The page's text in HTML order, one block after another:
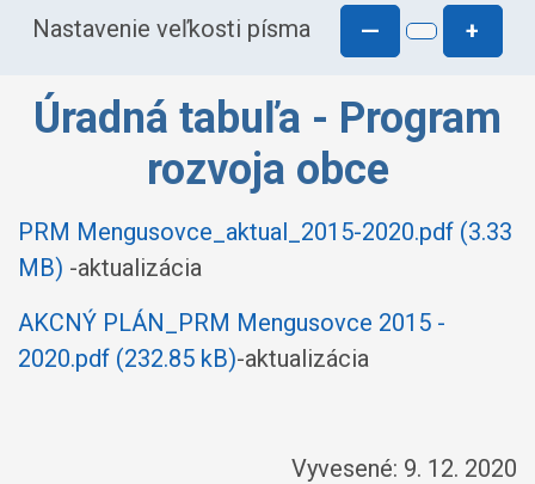
Nastavenie veľkosti písma — +
Úradná tabuľa - Program
rozvoja obce
PRM Mengusovce_aktual_2015-2020.pdf (3.33
MB) -aktualizácia
AKCNÝ PLÁN_PRM Mengusovce 2015 -
2020.pdf (232.85 kB)-aktualizácia
Vyvesené: 9. 12. 2020